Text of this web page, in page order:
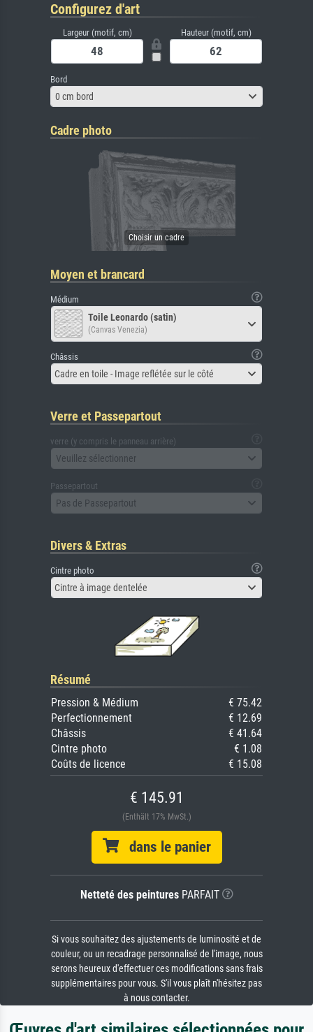
Configurez d'art
Largeur (motif, cm) Hauteur (motif, cm)
Bord
0 cm bord
Cadre photo
Moyen et brancard
Médium
Toile Leonardo (satin)
(Canvas Venezia)
Châssis
Cadre en toile - Image reflétée sur le côté
Verre et Passepartout
verre (y compris le panneau arrière)
Veuillez sélectionner
Passepartout
Pas de Passepartout
Divers & Extras
Cintre photo
Cintre à image dentelée
Résumé
Pression & Médium
€ 75.42
Perfectionnement
€ 12.69
Châssis
€ 41.64
Cintre photo
€ 1.08
Coûts de licence
€ 15.08
€ 145.91
(Enthält 17% MwSt.)
dans le panier
Netteté des peinturesPARFAIT
Si vous souhaitez des ajustements de luminosité et de
couleur, ou un recadrage personnalisé de l'image, nous
serons heureux d'effectuer ces modifications sans frais
supplémentaires pour vous. S'il vous plaît n'hésitez pas
à nous contacter.